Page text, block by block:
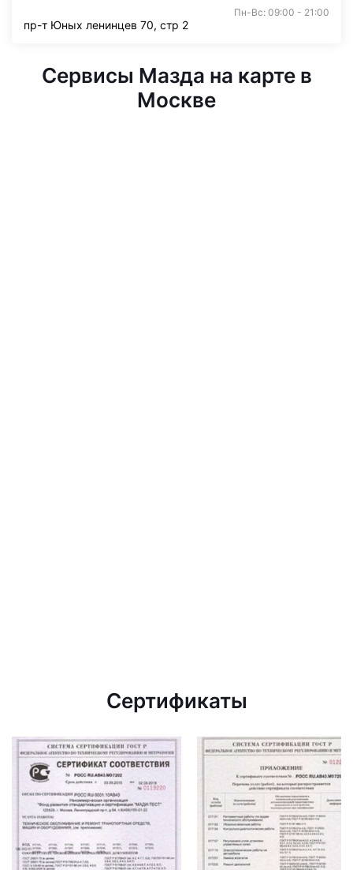
Пн-Вс: 09:00 - 21:00
пр-т Юных ленинцев 70, стр 2
Сервисы Мазда на карте в
Москве
Сертификаты